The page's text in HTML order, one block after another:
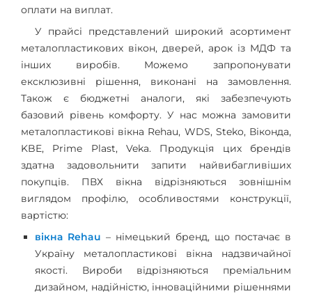
оплати на виплат.
У прайсі представлений широкий асортимент
металопластикових вікон, дверей, арок із МДФ та
інших виробів. Можемо запропонувати
ексклюзивні рішення, виконані на замовлення.
Також є бюджетні аналоги, які забезпечують
базовий рівень комфорту. У нас можна замовити
металопластикові вікна Rehau, WDS, Steko, Віконда,
KBE, Prime Plast, Veka. Продукція цих брендів
здатна задовольнити запити найвибагливіших
покупців. ПВХ вікна відрізняються зовнішнім
виглядом профілю, особливостями конструкції,
вартістю:
вікна Rehau – німецький бренд, що постачає в
Україну металопластикові вікна надзвичайної
якості. Вироби відрізняються преміальним
дизайном, надійністю, інноваційними рішеннями